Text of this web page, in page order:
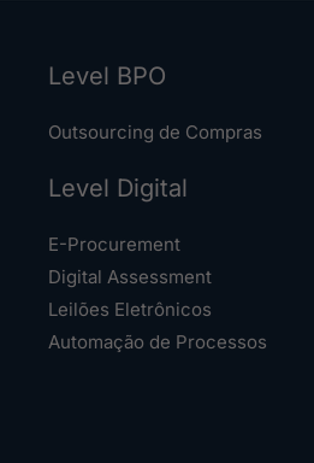
Level BPO
Outsourcing de Compras
Level Digital
E-Procurement
Digital Assessment
Leilões Eletrônicos
Automação de Processos